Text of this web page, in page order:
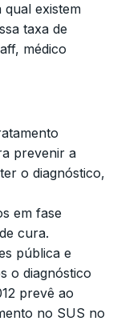
existem
taxa de
médico
prevenir a
o diagnóstico,
em fase
cura.
pública e
o diagnóstico
prevê ao
no SUS no